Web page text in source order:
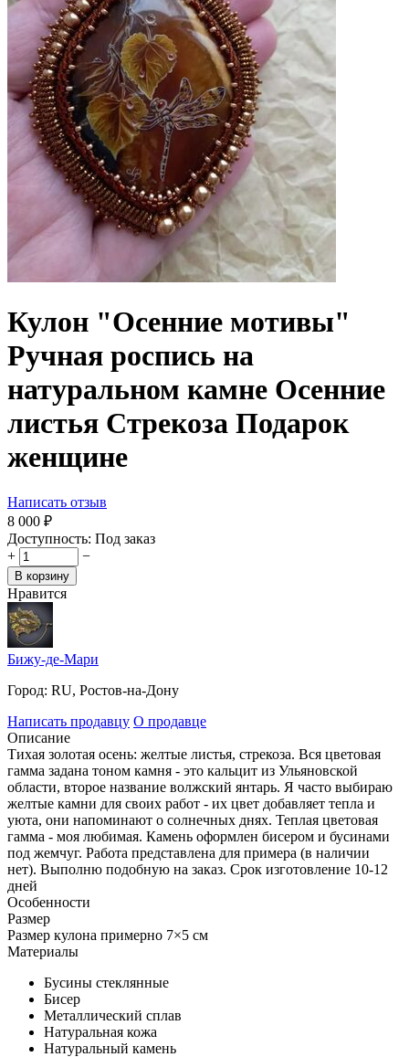
Кулон "Осенние мотивы"
Ручная роспись на
натуральном камне Осенние
листья Стрекоза Подарок
женщине
Написать отзыв
8 000 ₽
Доступность: Под заказ
+
−
В корзину
Нравится
Бижу-де-Мари
Город: RU, Ростов-на-Дону
Написать продавцу О продавце
Описание
Тихая золотая осень: желтые листья, стрекоза. Вся цветовая
гамма задана тоном камня - это кальцит из Ульяновской
области, второе название волжский янтарь. Я часто выбираю
желтые камни для своих работ - их цвет добавляет тепла и
уюта, они напоминают о солнечных днях. Теплая цветовая
гамма - моя любимая. Камень оформлен бисером и бусинами
под жемчуг. Работа представлена для примера (в наличии
нет). Выполню подобную на заказ. Срок изготовление 10-12
дней
Особенности
Размер
Размер кулона примерно 7×5 см
Материалы
Бусины стеклянные
Бисер
Металлический сплав
Натуральная кожа
Натуральный камень